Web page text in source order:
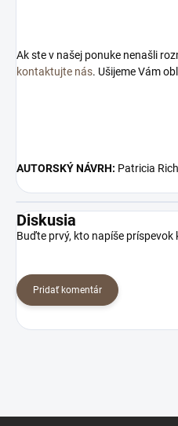
Ak ste v našej ponuke nenašli
kontaktujte nás. Ušijeme Vám
AUTORSKÝ NÁVRH: Patricia
Diskusia
Buďte prvý, kto napíše príspevok
Pridať komentár